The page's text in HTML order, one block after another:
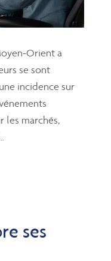
Orient a
se sont
incidence sur
les marchés,
ses